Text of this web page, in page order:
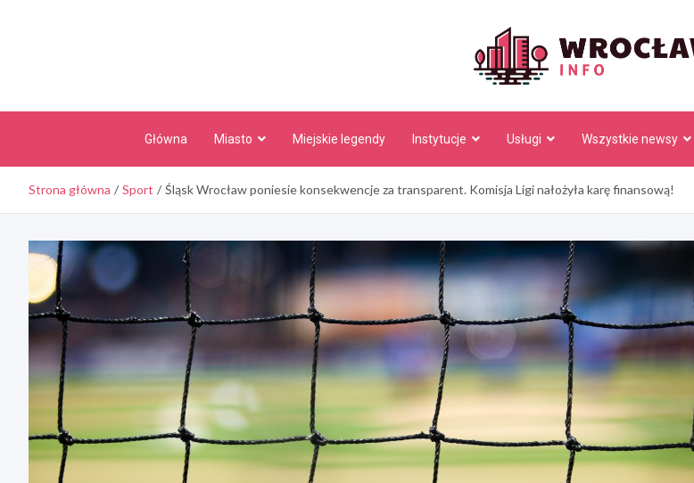
Główna Miasto Miejskie legendy Instytucje Usługi Wszystkie newsy
Strona główna Sport Śląsk Wrocław poniesie konsekwencje za transparent. Komisja Ligi nałożyła karę finansową!